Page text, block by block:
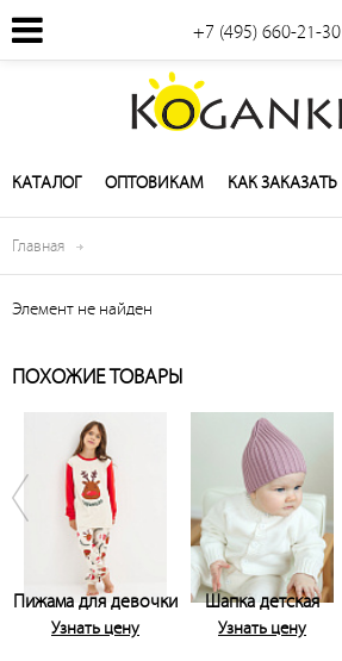
+7 (495) 660-21-30
КАТАЛОГ ОПТОВИКАМ КАК ЗАКАЗАТЬ
Главная
Элемент не найден
ПОХОЖИЕ ТОВАРЫ
Пижама для девочки
Узнать цену
Шапка детская
Узнать цену